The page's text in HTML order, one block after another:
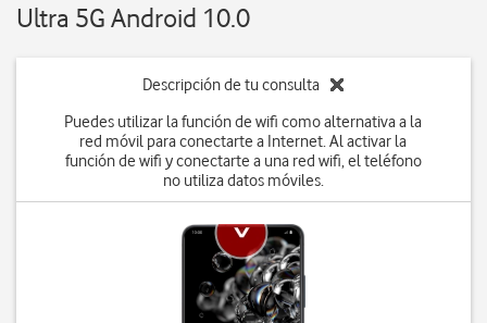
Ultra 5G Android 10.0
Descripción de tu consulta
Puedes utilizar la función de wifi como alternativa a la
red móvil para conectarte a Internet. Al activar la
función de wifi y conectarte a una red wifi, el teléfono
no utiliza datos móviles.